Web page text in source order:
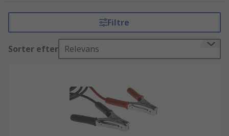
intet under at vi er verdenskendte for at være en
af de bedste, når det kommer til levering af
startkabler, batteriløfteværktøjer og
batteripåfyldningsflasker produkter. Udover
essentielle produkter i vores
elektronikkomponenter, strømforsyning og
konnektorer sortiment, inklusiv tilbehør og
artikler i batterier og embedded og wireless. Alle
Filtre
Sorter efter Relevans